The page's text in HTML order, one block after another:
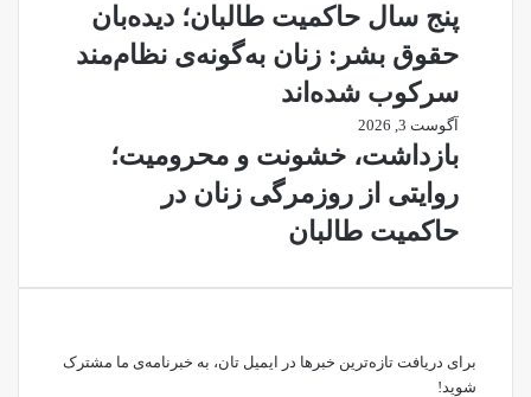
پنج سال حاکمیت طالبان؛ دیده‌بان
حقوق بشر: زنان به‌گونه‌ی نظام‌مند
سرکوب شده‌اند
آگوست 3, 2026
بازداشت، خشونت و محرومیت؛
روایتی از روزمرگی زنان در
حاکمیت طالبان
برای دریافت تازه‌ترین خبرها در ایمیل تان، به خبرنامه‌ی ما مشترک
شوید!